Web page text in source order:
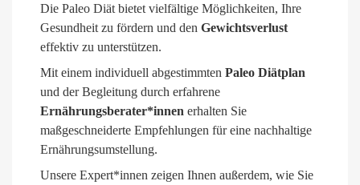
Die Paleo Diät bietet vielfältige Möglichkeiten, Ihre
Gesundheit zu fördern und den Gewichtsverlust
effektiv zu unterstützen.
Mit einem individuell abgestimmten Paleo Diätplan
und der Begleitung durch erfahrene
Ernährungsberater*innen erhalten Sie
maßgeschneiderte Empfehlungen für eine nachhaltige
Ernährungsumstellung.
Unsere Expert*innen zeigen Ihnen außerdem, wie Sie